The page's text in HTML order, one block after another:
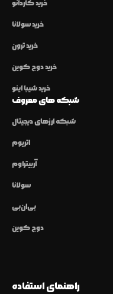
خرید کاردانو
خرید سولانا
خرید ترون
خرید دوج کوین
خرید شیبا اینو
شبکه های معروف
شبکه ارزهای دیجیتال
اتریوم
آربیتراوم
سولانا
بی‌ان‌بی
دوج کوین
راهنمای استفاده